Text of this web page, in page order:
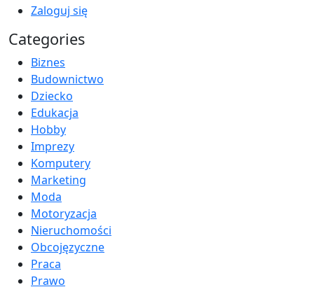
Zaloguj się
Categories
Biznes
Budownictwo
Dziecko
Edukacja
Hobby
Imprezy
Komputery
Marketing
Moda
Motoryzacja
Nieruchomości
Obcojęzyczne
Praca
Prawo